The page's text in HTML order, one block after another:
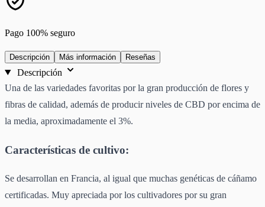
Pago 100% seguro
Descripción Más información Reseñas
Descripción
Una de las variedades favoritas por la gran producción de flores y
fibras de calidad, además de producir niveles de CBD por encima de
la media, aproximadamente el 3%.
Características de cultivo:
Se desarrollan en Francia, al igual que muchas genéticas de cáñamo
certificadas. Muy apreciada por los cultivadores por su gran